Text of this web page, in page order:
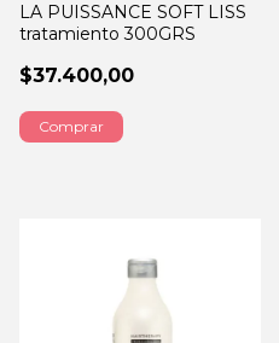
LA PUISSANCE SOFT LISS
tratamiento 300GRS
$37.400,00